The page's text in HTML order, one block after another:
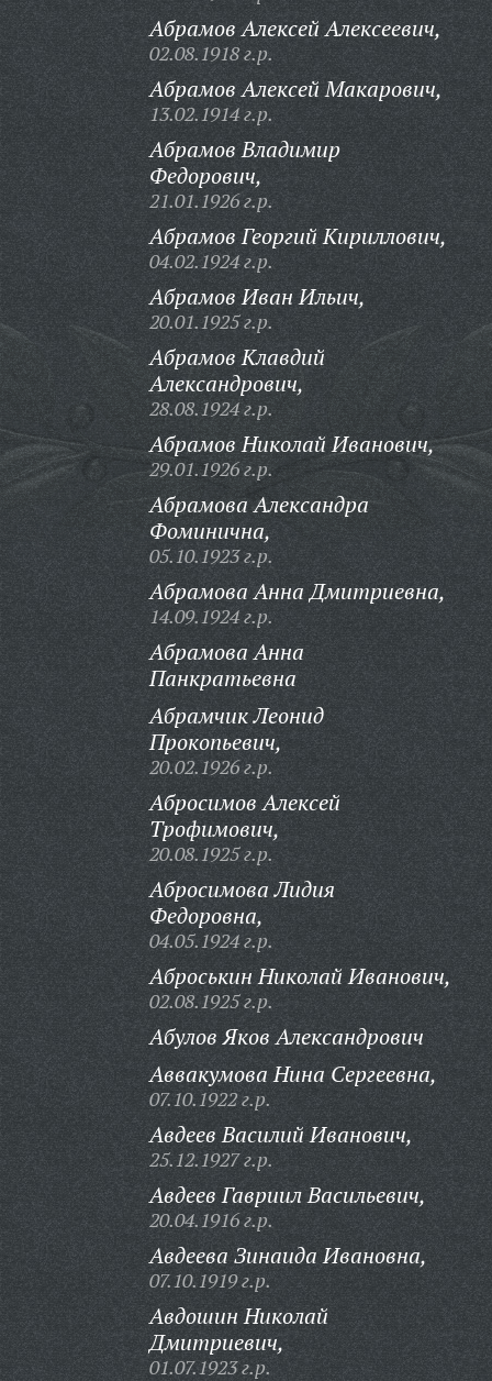
Абрамов Алексей Алексеевич,
02.08.1918 г.р.
Абрамов Алексей Макарович,
13.02.1914 г.р.
Абрамов Владимир
Федорович,
21.01.1926 г.р.
Абрамов Георгий Кириллович,
04.02.1924 г.р.
Абрамов Иван Ильич,
20.01.1925 г.р.
Абрамов Клавдий
Александрович,
28.08.1924 г.р.
Абрамов Николай Иванович,
29.01.1926 г.р.
Абрамова Александра
Фоминична,
05.10.1923 г.р.
Абрамова Анна Дмитриевна,
14.09.1924 г.р.
Абрамова Анна
Панкратьевна
Абрамчик Леонид
Прокопьевич,
20.02.1926 г.р.
Абросимов Алексей
Трофимович,
20.08.1925 г.р.
Абросимова Лидия
Федоровна,
04.05.1924 г.р.
Аброськин Николай Иванович,
02.08.1925 г.р.
Абулов Яков Александрович
Аввакумова Нина Сергеевна,
07.10.1922 г.р.
Авдеев Василий Иванович,
25.12.1927 г.р.
Авдеев Гавриил Васильевич,
20.04.1916 г.р.
Авдеева Зинаида Ивановна,
07.10.1919 г.р.
Авдошин Николай
Дмитриевич,
01.07.1923 г.р.